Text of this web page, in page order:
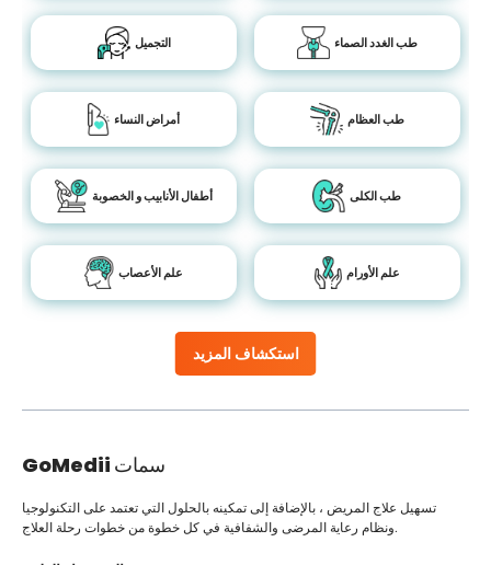
استكشاف المزيد
التجميل طب الغدد الصماء
أمراض النساء طب العظام
أطفال الأنابيب و الخصوبة طب الكلى
علم الأعصاب علم الأورام
GoMedii سمات
تسهيل علاج المريض ، بالإضافة إلى تمكينه بالحلول التي تعتمد على التكنولوجيا
ونظام رعاية المرضى والشفافية في كل خطوة من خطوات رحلة العلاج.